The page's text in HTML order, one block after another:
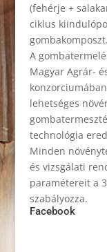
(fehérje +
ciklus
gombakomposzt.
A
Magyar Agrár-
lehetséges
technológia
Minden
és vizsgálati
paramétereit a
szabályozza.
Facebook